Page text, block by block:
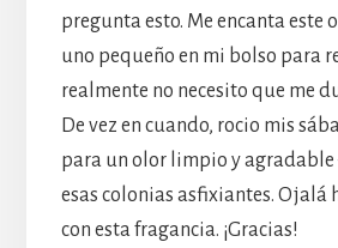
pregunta esto. Me encanta este
uno pequeño en mi bolso para
realmente no necesito que me
De vez en cuando, rocio mis
para un olor limpio y agradable
esas colonias asfixiantes. Ojalá
con esta fragancia. ¡Gracias!